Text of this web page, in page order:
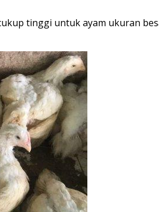
tinggi untuk ayam ukuran